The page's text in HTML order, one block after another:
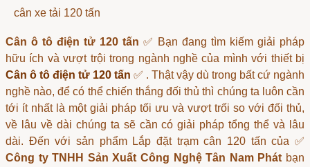
cân xe tải 120 tấn
Cân ô tô điện tử 120 tấn ✅ Bạn đang tìm kiếm giải pháp
hữu ích và vượt trội trong ngành nghề của mình với thiết bị
Cân ô tô điện tử 120 tấn ✅ . Thật vậy dù trong bất cứ ngành
nghề nào, để có thể chiến thắng đối thủ thì chúng ta luôn cần
tới ít nhất là một giải pháp tối ưu và vượt trối so với đối thủ,
về lâu về dài chúng ta sẽ cần có giải pháp tổng thể và lâu
dài. Đến với sản phẩm Lắp đặt trạm cân 120 tấn của ✅
Công ty TNHH Sản Xuất Công Nghệ Tân Nam Phát bạn